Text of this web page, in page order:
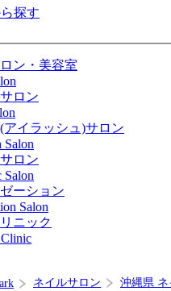
探す
ン・美容室
ロン
アイラッシュ)サロン
Salon
ロン
Salon
ーション
Salon
ニック
ネイルサロン 沖縄県 ネ